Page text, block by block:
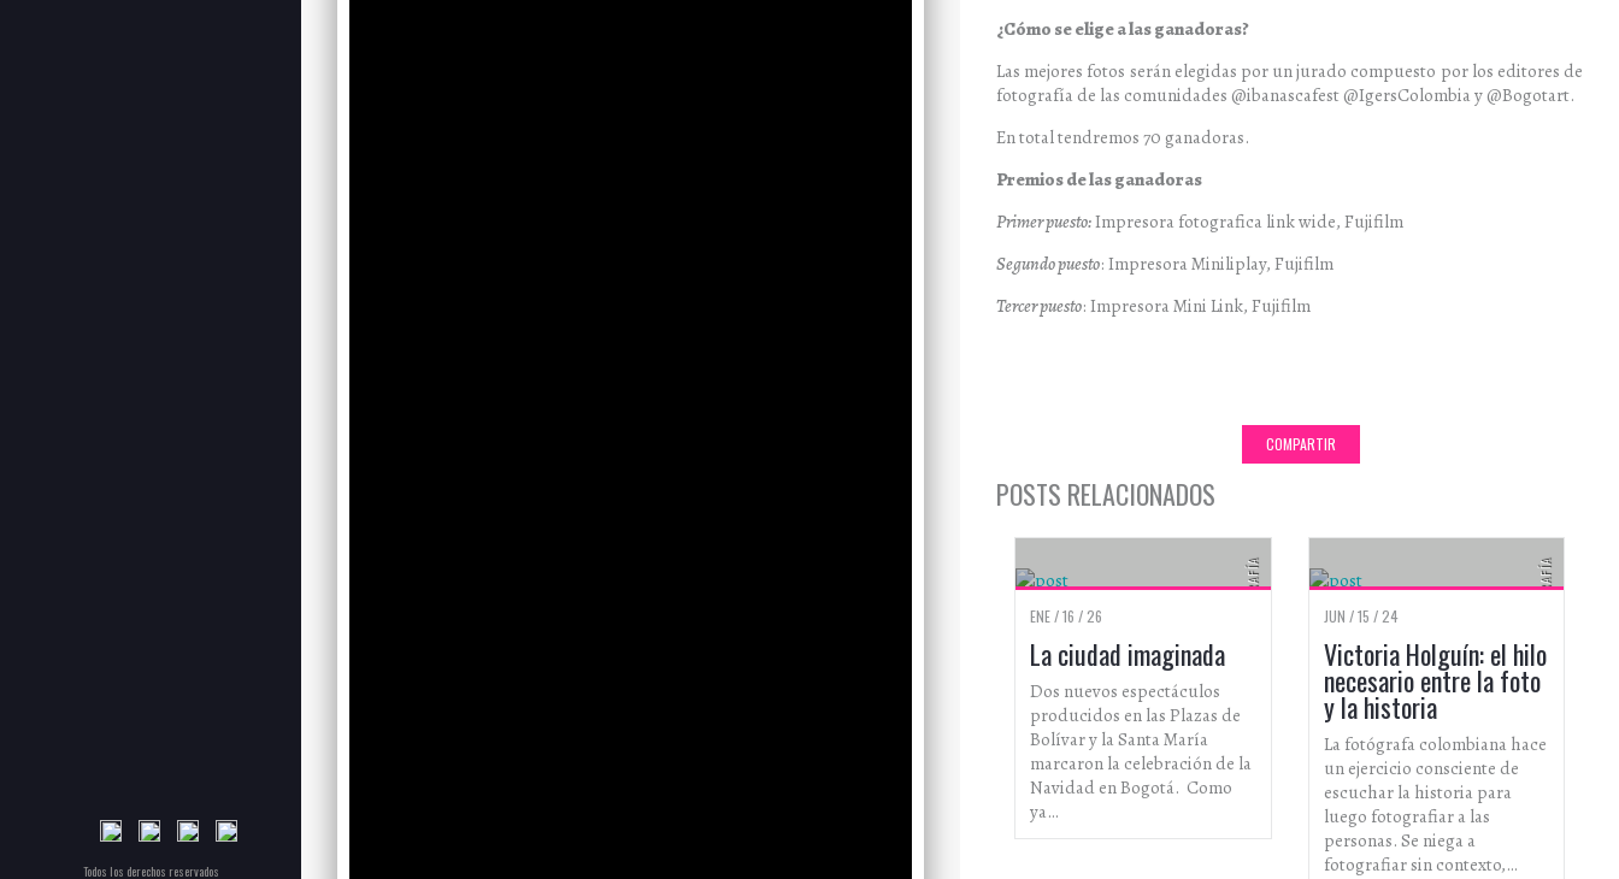
Todos los derechos reservados
¿Cómo se elige a las ganadoras?
Las mejores fotos serán elegidas por un jurado compuesto por los editores de
fotografía de las comunidades @ibanascafest @IgersColombia y @Bogotart.
En total tendremos 70 ganadoras.
Premios de las ganadoras
Primer puesto:Impresora fotografica link wide, Fujifilm
Segundo puesto: Impresora Miniliplay, Fujifilm
Tercer puesto: Impresora Mini Link, Fujifilm
COMPARTIR
POSTS RELACIONADOS
FOTOGRAFÍA
ENE / 16 / 26
La ciudad imaginada
Dos nuevos espectáculos
producidos en las Plazas de
Bolívar y la Santa María
marcaron la celebración de la
Navidad en Bogotá. Como
ya…
FOTOGRAFÍA
JUN / 15 / 24
Victoria Holguín: el hilo
necesario entre la foto
y la historia
La fotógrafa colombiana hace
un ejercicio consciente de
escuchar la historia para
luego fotografiar a las
personas. Se niega a
fotografiar sin contexto,…